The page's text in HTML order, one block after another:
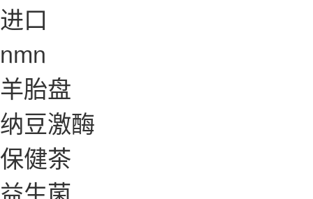
进口
nmn
羊胎盘
纳豆激酶
保健茶